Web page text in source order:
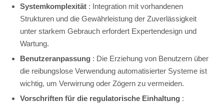
Systemkomplexität : Integration mit vorhandenen
Strukturen und die Gewährleistung der Zuverlässigkeit
unter starkem Gebrauch erfordert Expertendesign und
Wartung.
Benutzeranpassung : Die Erziehung von Benutzern über
die reibungslose Verwendung automatisierter Systeme ist
wichtig, um Verwirrung oder Zögern zu vermeiden.
Vorschriften für die regulatorische Einhaltung :